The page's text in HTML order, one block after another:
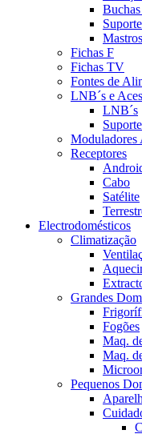
Mastros
Fichas F
Fichas TV
Fontes de
LNB´s e
LNB´s
Moduladores
Receptores
Cabo
Satélite
Electrodomésticos
Climatização
Grandes
Fogões
Maq.
Maq.
Pequenos